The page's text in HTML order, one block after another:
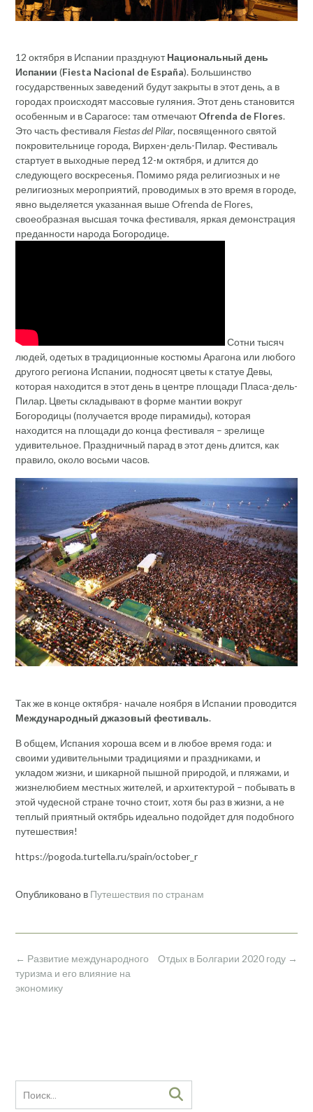
12 октября в Испании празднуютНациональный день
Испании (Fiesta Nacional de España). Большинство
государственных заведений будут закрыты в этот день, а в
городах происходят массовые гуляния. Этот день становится
особенным и в Сарагосе: там отмечаютOfrenda de Flores.
Это часть фестиваля Fiestas del Pilar, посвященного святой
покровительнице города, Вирхен-дель-Пилар. Фестиваль
стартует в выходные перед 12-м октября, и длится до
следующего воскресенья. Помимо ряда религиозных и не
религиозных мероприятий, проводимых в это время в городе,
явно выделяется указанная выше Ofrenda de Flores,
своеобразная высшая точка фестиваля, яркая демонстрация
преданности народа Богородице.
Сотни тысяч
людей, одетых в традиционные костюмы Арагона или любого
другого региона Испании, подносят цветы к статуе Девы,
которая находится в этот день в центре площади Пласа-дель-
Пилар. Цветы складывают в форме мантии вокруг
Богородицы (получается вроде пирамиды), которая
находится на площади до конца фестиваля – зрелище
удивительное. Праздничный парад в этот день длится, как
правило, около восьми часов.
Так же в конце октября- начале ноября в Испании проводится
Международный джазовый фестиваль.
В общем, Испания хороша всем и в любое время года: и
своими удивительными традициями и праздниками, и
укладом жизни, и шикарной пышной природой, и пляжами, и
жизнелюбием местных жителей, и архитектурой – побывать в
этой чудесной стране точно стоит, хотя бы раз в жизни, а не
теплый приятный октябрь идеально подойдет для подобного
путешествия!
https://pogoda.turtella.ru/spain/october_r
Опубликовано в Путешествия по странам
Навигация
по
записям
Отдых в Болгарии 2020 году →
← Развитие международного
туризма и его влияние на
экономику